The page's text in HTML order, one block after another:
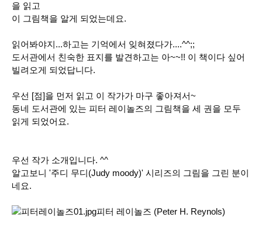
을 읽고
이 그림책을 알게 되었는데요.
읽어봐야지...하고는 기억에서 잊혀졌다가....^^;;
도서관에서 친숙한 표지를 발견하고는 아~~!! 이 책이다 싶어
빌려오게 되었답니다.
우선 [점]을 먼저 읽고 이 작가가 마구 좋아져서~
동네 도서관에 있는 피터 레이놀즈의 그림책을 세 권을 모두
읽게 되었어요.
우선 작가 소개입니다. ^^
알고보니 '주디 무디(Judy moody)' 시리즈의 그림을 그린 분이
네요.
피터 레이놀즈 (Peter H. Reynols)